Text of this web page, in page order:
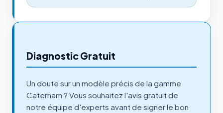
Diagnostic Gratuit
Un doute sur un modèle précis de la gamme
Caterham ? Vous souhaitez l'avis gratuit de
notre équipe d'experts avant de signer le bon